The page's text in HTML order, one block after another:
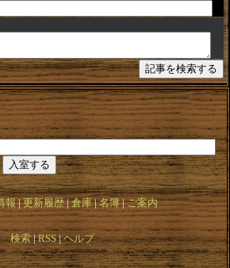
報 更新履歴 倉庫 名簿 ご案内
検索 RSS ヘルプ